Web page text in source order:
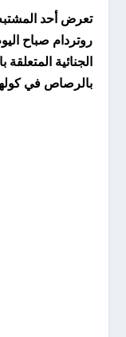
تعرض أحد
روتردام صباح
الجنائية
بالرصاص في